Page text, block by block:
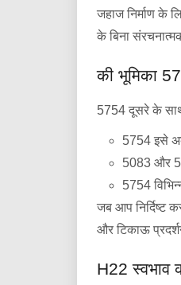
जहाज निर्माण के
के बिना
की भूमिका
5754 दूसरे के
5754 इसे
5083 और
5754
जब आप निर्दिष्ट
और टिकाऊ
H22 स्वभाव